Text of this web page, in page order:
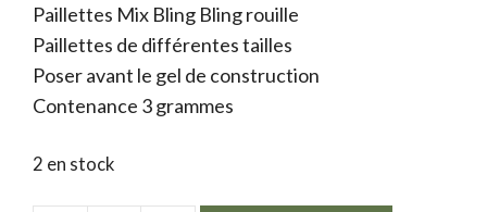
initial
était :
1.75 €.
actuel
est :
1.20 €.
Paillettes Mix Bling Bling rouille
Paillettes de différentes tailles
Poser avant le gel de construction
Contenance 3 grammes
2 en stock